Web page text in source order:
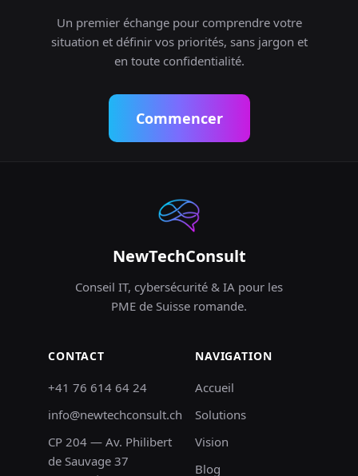
Un premier échange pour comprendre votre
situation et définir vos priorités, sans jargon et
en toute confidentialité.
Commencer
NewTechConsult
Conseil IT, cybersécurité & IA pour les
PME de Suisse romande.
CONTACT
+41 76 614 64 24
info@newtechconsult.ch
CP 204 — Av. Philibert
de Sauvage 37
NAVIGATION
Accueil
Solutions
Vision
Blog